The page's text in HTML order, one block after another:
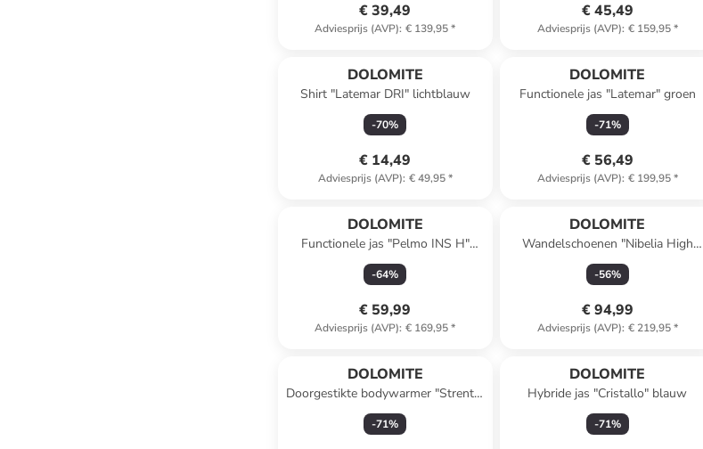
€ 39,49
Adviesprijs (AVP): € 139,95*
€ 45,49
Adviesprijs (AVP): € 159,95*
DOLOMITE
Shirt "Latemar DRI" lichtblauw
-70%
€ 14,49
Adviesprijs (AVP): € 49,95*
DOLOMITE
Functionele jas "Latemar" groen
-71%
€ 56,49
Adviesprijs (AVP): € 199,95*
DOLOMITE
Functionele jas "Pelmo INS H"
zwart
-64%
€ 59,99
Adviesprijs (AVP): € 169,95*
DOLOMITE
Wandelschoenen "Nibelia High
GTX" beige/zwart
-56%
€ 94,99
Adviesprijs (AVP): € 219,95*
DOLOMITE
Doorgestikte bodywarmer "Strenta"
lichtbruin
-71%
DOLOMITE
Hybride jas "Cristallo" blauw
-71%